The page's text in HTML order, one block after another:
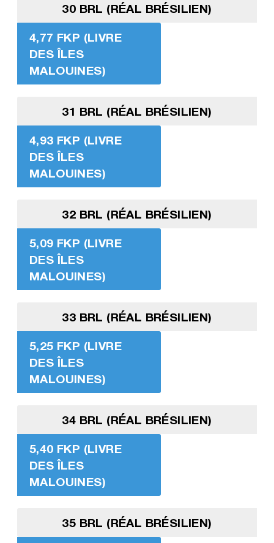
30 BRL (RÉAL BRÉSILIEN)
4,77 FKP (LIVRE
DES ÎLES
MALOUINES)
31 BRL (RÉAL BRÉSILIEN)
4,93 FKP (LIVRE
DES ÎLES
MALOUINES)
32 BRL (RÉAL BRÉSILIEN)
5,09 FKP (LIVRE
DES ÎLES
MALOUINES)
33 BRL (RÉAL BRÉSILIEN)
5,25 FKP (LIVRE
DES ÎLES
MALOUINES)
34 BRL (RÉAL BRÉSILIEN)
5,40 FKP (LIVRE
DES ÎLES
MALOUINES)
35 BRL (RÉAL BRÉSILIEN)